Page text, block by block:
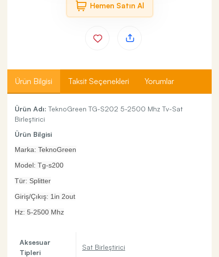
Hemen Satın Al
Ürün Bilgisi Taksit Seçenekleri Yorumlar
Ürün Adı: TeknoGreen TG-S202 5-2500 Mhz Tv-Sat
Birleştirici
Ürün Bilgisi
Marka: TeknoGreen
Model: Tg-s200
Tür: Splitter
Giriş/Çıkış: 1in 2out
Hz: 5-2500 Mhz
Aksesuar
Tipleri
Sat Birleştirici